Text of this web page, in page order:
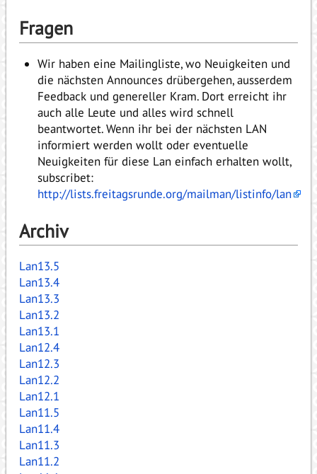
Fragen
Wir haben eine Mailingliste, wo Neuigkeiten und
die nächsten Announces drübergehen, ausserdem
Feedback und genereller Kram. Dort erreicht ihr
auch alle Leute und alles wird schnell
beantwortet. Wenn ihr bei der nächsten LAN
informiert werden wollt oder eventuelle
Neuigkeiten für diese Lan einfach erhalten wollt,
subscribet:
http://lists.freitagsrunde.org/mailman/listinfo/lan
Archiv
Lan13.5
Lan13.4
Lan13.3
Lan13.2
Lan13.1
Lan12.4
Lan12.3
Lan12.2
Lan12.1
Lan11.5
Lan11.4
Lan11.3
Lan11.2